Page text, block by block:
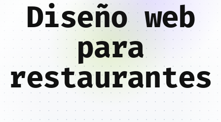
Diseño web
para
restaurantes